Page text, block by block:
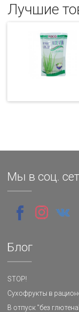
Лучшие
Мы в соц.
Блог
STOP!
Сухофрукты в
В отпуск "без